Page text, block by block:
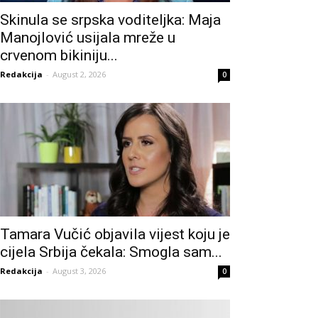
Skinula se srpska voditeljka: Maja
Manojlović usijala mreže u
crvenom bikiniju...
Redakcija - August 2, 2026 0
Tamara Vučić objavila vijest koju je
cijela Srbija čekala: Smogla sam...
Redakcija - August 3, 2026 0